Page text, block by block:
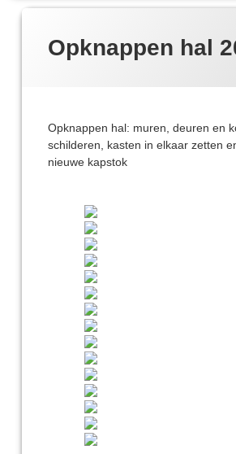
Opknappen hal
Opknappen hal: muren, deuren en
schilderen, kasten in elkaar zetten
nieuwe kapstok